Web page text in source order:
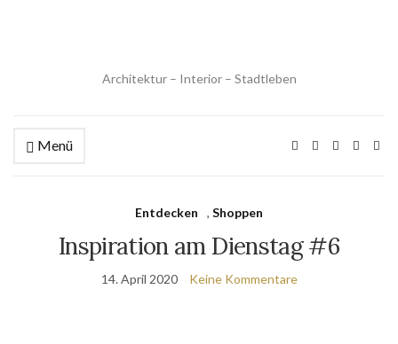
Architektur – Interior – Stadtleben
Menü
Entdecken , Shoppen
Inspiration am Dienstag #6
14. April 2020 Keine Kommentare